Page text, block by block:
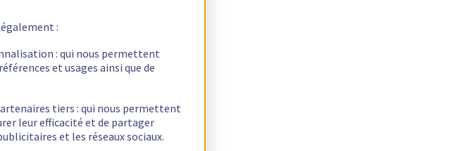
:
: qui nous permettent
et usages ainsi que de
tiers : qui nous permettent
leur efficacité et de partager
et les réseaux sociaux.